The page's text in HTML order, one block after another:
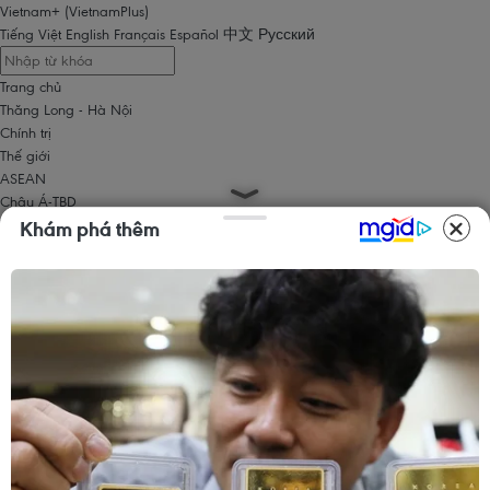
Vietnam+ (VietnamPlus)
Tiếng Việt English Français Español 中文 Русский
Trang chủ
Thăng Long - Hà Nội
Chính trị
Thế giới
ASEAN
Châu Á-TBD
Trung Đông
Châu Mỹ
Kinh tế
Kinh doanh
Tín dụng nông thôn
Chứng khoán
Bất động sản
Doanh nghiệp
Thông tin doanh nghiệp
Khám phá thêm